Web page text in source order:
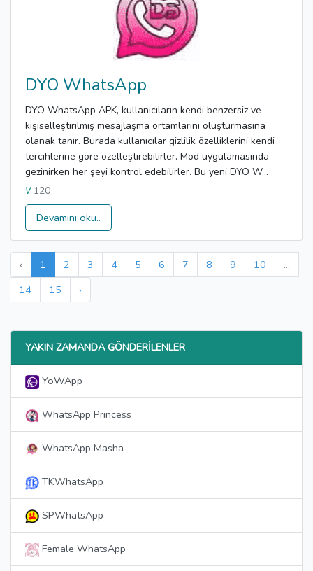
DYO WhatsApp
DYO WhatsApp APK, kullanıcıların kendi benzersiz ve
kişiselleştirilmiş mesajlaşma ortamlarını oluşturmasına
olanak tanır. Burada kullanıcılar gizlilik özelliklerini kendi
tercihlerine göre özelleştirebilirler. Mod uygulamasında
gezinirken her şeyi kontrol edebilirler. Bu yeni DYO W...
V120
Devamını oku..
‹ 1 2 3 4 5 6 7 8 9 10
...
14
15 ›
YAKIN ZAMANDA GÖNDERILENLER
YoWApp
WhatsApp Princess
WhatsApp Masha
TKWhatsApp
SPWhatsApp
Female WhatsApp